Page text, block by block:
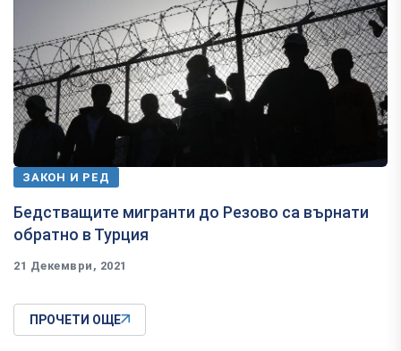
ЗАКОН И РЕД
Бедстващите мигранти до Резово са върнати
обратно в Турция
21 Декември, 2021
ПРОЧЕТИ ОЩЕ